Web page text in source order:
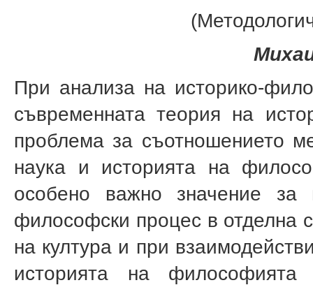
При анализа на историко-
съвременната теория на
проблема за съотношението
наука и историята на
особено важно значение за
философски процес в отделна
на култура и при
историята на